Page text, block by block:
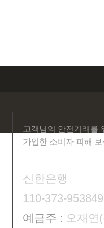
고객님의 안전거래를
가입한 소비자 피해
신한은행
110-373-953849
예금주 : 오재연